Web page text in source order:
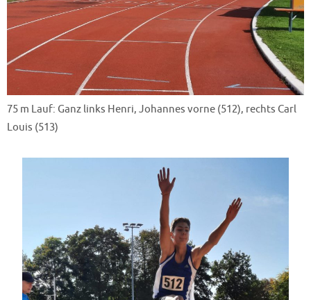
75 m Lauf: Ganz links Henri, Johannes vorne (512), rechts Carl
Louis (513)